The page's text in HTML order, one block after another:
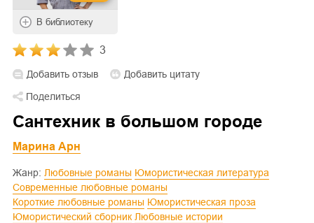
В библиотеку
3
Добавить отзыв
Добавить цитату
Поделиться
Сантехник в большом городе
Марина Арн
Жанр: Любовные романы
Юмористическая литература
Современные любовные романы
Короткие любовные романы
Юмористическая проза
Юмористический сборник
Любовные истории